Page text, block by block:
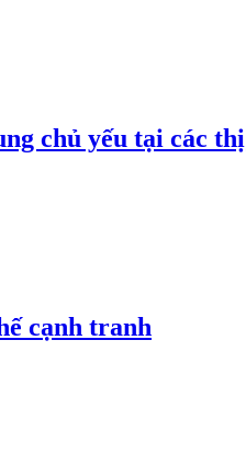
chủ yếu tại các
cạnh tranh